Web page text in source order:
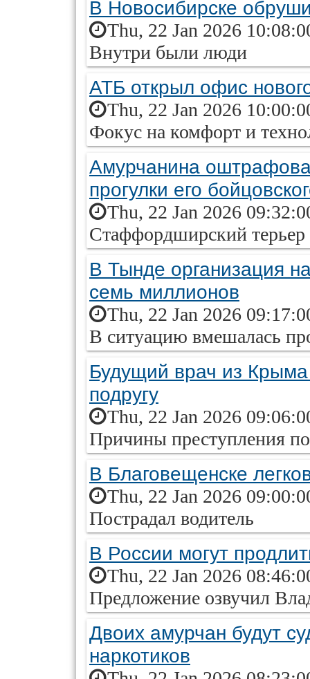
В Новосибирске
Thu, 22 Jan 2026
Внутри были люди
АТБ открыл офис
Thu, 22 Jan 2026
Фокус на комфорт и
Амурчанина
прогулки его
Thu, 22 Jan 2026
Стаффордширский терьер
В Тынде организация
семь миллионов
Thu, 22 Jan 2026
В ситуацию вмешалась
Будущий врач из
подругу
Thu, 22 Jan 2026
Причины преступления
В Благовещенске
Thu, 22 Jan 2026
Пострадал водитель
В России могут
Thu, 22 Jan 2026
Предложение озвучил
Двоих амурчан будут
наркотиков